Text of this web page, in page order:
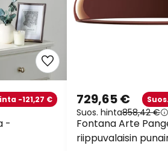
-
-121,27 €
Fontana Arte
riippuvalaisin
729,65 €
Suos. hinta858,42 €